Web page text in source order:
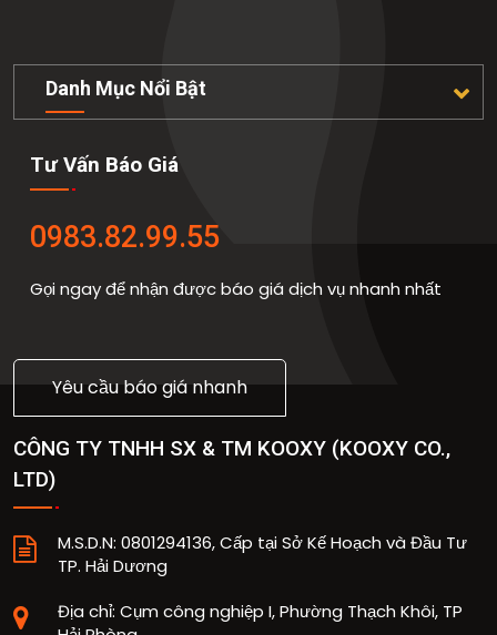
Danh Mục Nổi Bật
Tư Vấn Báo Giá
0983.82.99.55
Gọi ngay để nhận được báo giá dịch vụ nhanh nhất
Yêu cầu báo giá nhanh
CÔNG TY TNHH SX & TM KOOXY (KOOXY CO.,
LTD)
M.S.D.N: 0801294136, Cấp tại Sở Kế Hoạch và Đầu Tư
TP. Hải Dương
Địa chỉ: Cụm công nghiệp I, Phường Thạch Khôi, TP